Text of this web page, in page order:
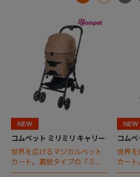
コムペット ミリミリ キャリー
世界を広げるマジカルペット
カート。着脱タイプの『ミリ
ミリ キャリー』 からアースカ
コム
世界を
カート
ミリ